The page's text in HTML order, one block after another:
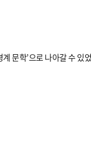
문학’으로 나아갈 수 있